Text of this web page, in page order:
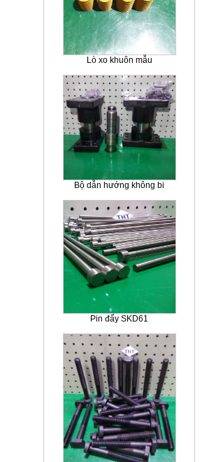
Lò xo khuôn mẫu
Bộ dẫn hướng không bi
Pin đẩy SKD61